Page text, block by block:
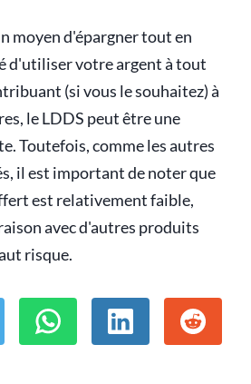
moyen d'épargner tout en
d'utiliser votre argent à tout
(si vous le souhaitez) à
le LDDS peut être une
Toutefois, comme les autres
il est important de noter que
est relativement faible,
avec d'autres produits
risque.